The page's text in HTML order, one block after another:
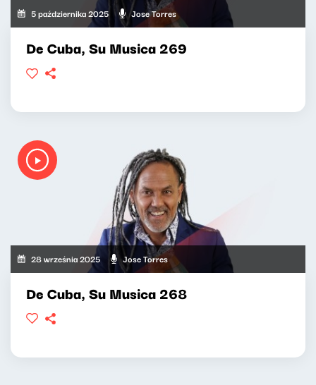
5 października 2025 Jose Torres
De Cuba, Su Musica 269
28 września 2025 Jose Torres
De Cuba, Su Musica 268